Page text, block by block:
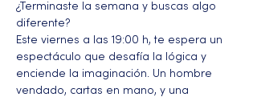
¿Terminaste la semana y buscas algo
diferente?
Este viernes a las 19:00 h, te espera un
espectáculo que desafía la lógica y
enciende la imaginación. Un hombre
vendado, cartas en mano, y una